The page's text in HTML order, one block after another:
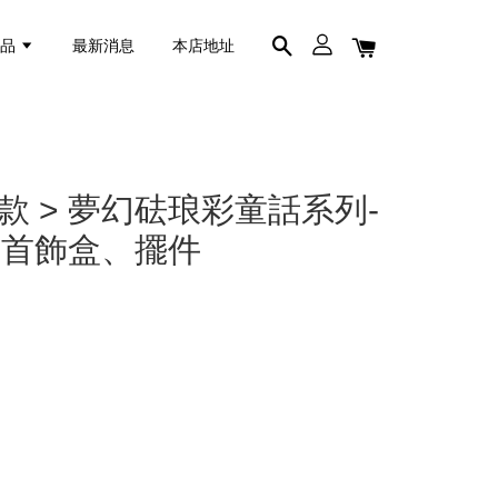
最新消息 本店地址
> 夢幻砝琅彩童話系列-
飾盒、擺件